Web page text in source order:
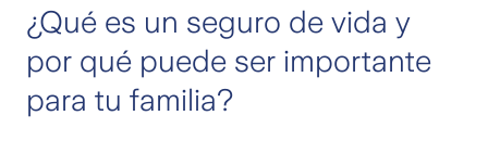
¿Qué es un seguro de vida y
por qué puede ser importante
para tu familia?